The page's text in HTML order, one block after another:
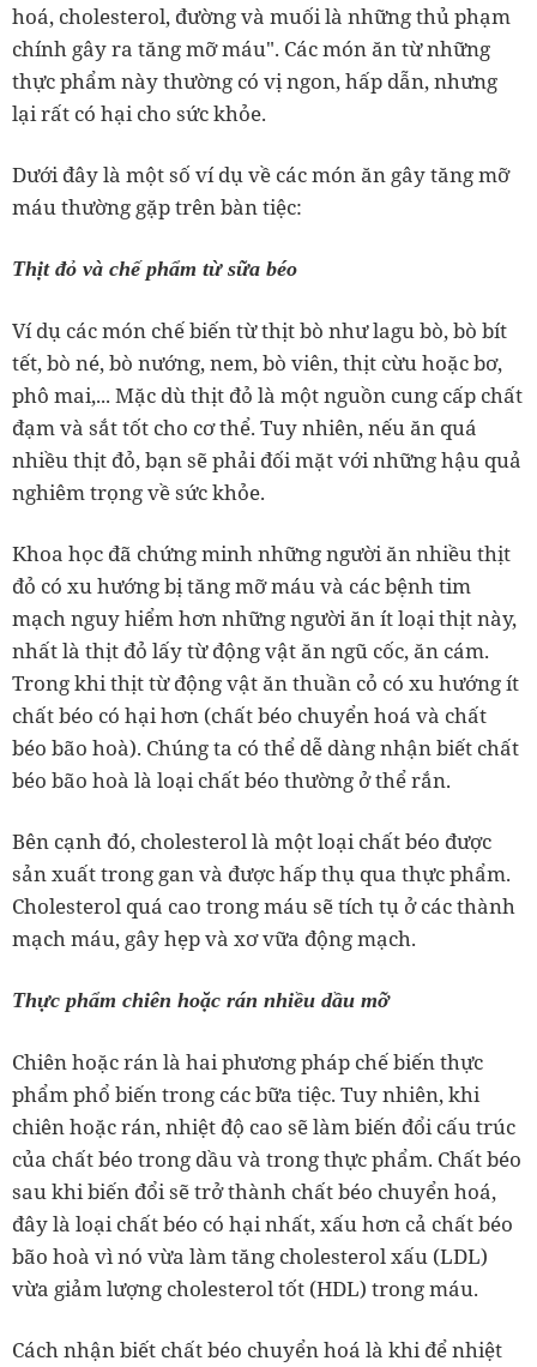
hoá, cholesterol, đường và muối là những thủ phạm
chính gây ra tăng mỡ máu". Các món ăn từ những
thực phẩm này thường có vị ngon, hấp dẫn, nhưng
lại rất có hại cho sức khỏe.
Dưới đây là một số ví dụ về các món ăn gây tăng mỡ
máu thường gặp trên bàn tiệc:
Thịt đỏ và chế phẩm từ sữa béo
Ví dụ các món chế biến từ thịt bò như lagu bò, bò bít
tết, bò né, bò nướng, nem, bò viên, thịt cừu hoặc bơ,
phô mai,... Mặc dù thịt đỏ là một nguồn cung cấp chất
đạm và sắt tốt cho cơ thể. Tuy nhiên, nếu ăn quá
nhiều thịt đỏ, bạn sẽ phải đối mặt với những hậu quả
nghiêm trọng về sức khỏe.
Khoa học đã chứng minh những người ăn nhiều thịt
đỏ có xu hướng bị tăng mỡ máu và các bệnh tim
mạch nguy hiểm hơn những người ăn ít loại thịt này,
nhất là thịt đỏ lấy từ động vật ăn ngũ cốc, ăn cám.
Trong khi thịt từ động vật ăn thuần cỏ có xu hướng ít
chất béo có hại hơn (chất béo chuyển hoá và chất
béo bão hoà). Chúng ta có thể dễ dàng nhận biết chất
béo bão hoà là loại chất béo thường ở thể rắn.
Bên cạnh đó, cholesterol là một loại chất béo được
sản xuất trong gan và được hấp thụ qua thực phẩm.
Cholesterol quá cao trong máu sẽ tích tụ ở các thành
mạch máu, gây hẹp và xơ vữa động mạch.
Thực phẩm chiên hoặc rán nhiều dầu mỡ
Chiên hoặc rán là hai phương pháp chế biến thực
phẩm phổ biến trong các bữa tiệc. Tuy nhiên, khi
chiên hoặc rán, nhiệt độ cao sẽ làm biến đổi cấu trúc
của chất béo trong dầu và trong thực phẩm. Chất béo
sau khi biến đổi sẽ trở thành chất béo chuyển hoá,
đây là loại chất béo có hại nhất, xấu hơn cả chất béo
bão hoà vì nó vừa làm tăng cholesterol xấu (LDL)
vừa giảm lượng cholesterol tốt (HDL) trong máu.
Cách nhận biết chất béo chuyển hoá là khi để nhiệt